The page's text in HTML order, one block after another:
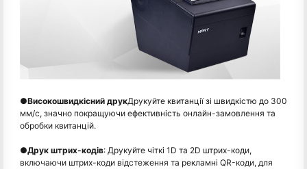
●Високошвидкісний друкДрукуйте квитанції зі швидкістю до 300
мм/с, значно покращуючи ефективність онлайн-замовлення та
обробки квитанцій.
●Друк штрих-кодів: Друкуйте чіткі 1D та 2D штрих-коди,
включаючи штрих-коди відстеження та рекламні QR-коди, для